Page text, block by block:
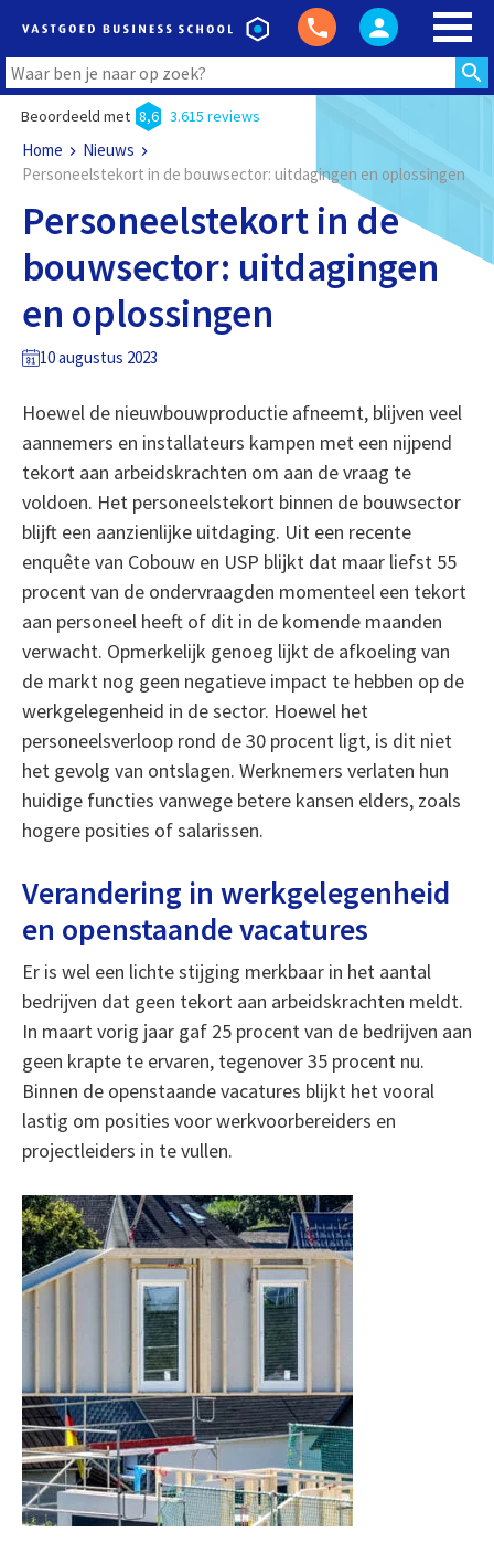
Beoordeeld met 8,6 3.615 reviews
Home
Nieuws
Personeelstekort in de bouwsector: uitdagingen en oplossingen
Personeelstekort in de
bouwsector: uitdagingen
en oplossingen
10 augustus 2023
Hoewel de nieuwbouwproductie afneemt, blijven veel
aannemers en installateurs kampen met een nijpend
tekort aan arbeidskrachten om aan de vraag te
voldoen. Het personeelstekort binnen de bouwsector
blijft een aanzienlijke uitdaging. Uit een recente
enquête van Cobouw en USP blijkt dat maar liefst 55
procent van de ondervraagden momenteel een tekort
aan personeel heeft of dit in de komende maanden
verwacht. Opmerkelijk genoeg lijkt de afkoeling van
de markt nog geen negatieve impact te hebben op de
werkgelegenheid in de sector. Hoewel het
personeelsverloop rond de 30 procent ligt, is dit niet
het gevolg van ontslagen. Werknemers verlaten hun
huidige functies vanwege betere kansen elders, zoals
hogere posities of salarissen.
Verandering in werkgelegenheid
en openstaande vacatures
Er is wel een lichte stijging merkbaar in het aantal
bedrijven dat geen tekort aan arbeidskrachten meldt.
In maart vorig jaar gaf 25 procent van de bedrijven aan
geen krapte te ervaren, tegenover 35 procent nu.
Binnen de openstaande vacatures blijkt het vooral
lastig om posities voor werkvoorbereiders en
projectleiders in te vullen.